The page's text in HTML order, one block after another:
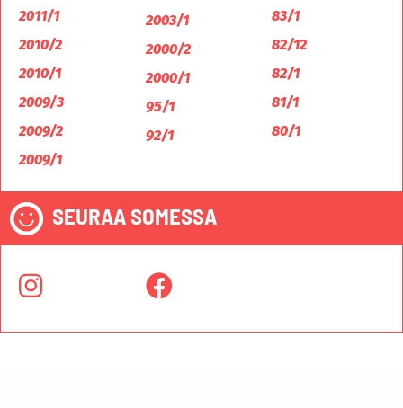
2011/1
2010/2
2010/1
2009/3
2009/2
2009/1
2003/1
2000/2
2000/1
95/1
92/1
83/1
82/12
82/1
81/1
80/1
SEURAA SOMESSA